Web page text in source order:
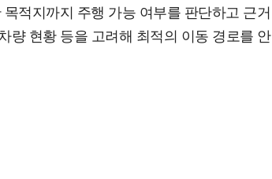
적지까지 주행 가능 여부를 판단하고 근거
량 현황 등을 고려해 최적의 이동 경로를 안